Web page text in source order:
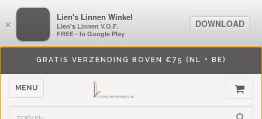
GRATIS VERZENDING BOVEN €75 (NL + BE)
MENU
×
LiensLinnenwinkel.nl
Lien's Linnen V.O.F.
FREE - In Google Play
DOWNLOAD
×
Lien's Linnen Winkel
Lien's Linnen V.O.F.
FREE - In Google Play
DOWNLOAD